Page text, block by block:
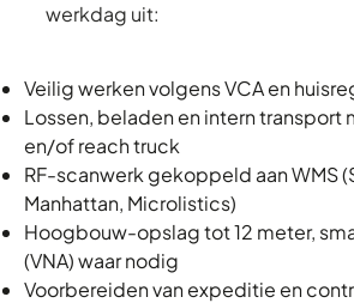
werkdag uit:
Veilig werken volgens VCA en
Lossen, beladen en intern transport
en/of reach truck
RF-scanwerk gekoppeld aan WMS
Manhattan, Microlistics)
Hoogbouw-opslag tot 12 meter,
(VNA) waar nodig
Voorbereiden van expeditie en